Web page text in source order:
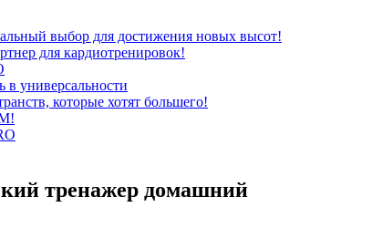
выбор для достижения новых высот!
для кардиотренировок!
универсальности
которые хотят большего!
тренажер домашний